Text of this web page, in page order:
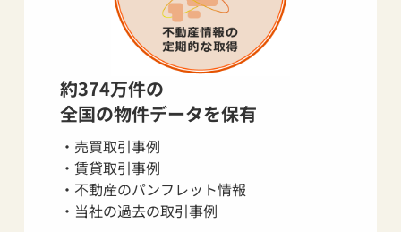
約374万件の
全国の物件データを保有
・売買取引事例
・賃貸取引事例
・不動産のパンフレット情報
・当社の過去の取引事例